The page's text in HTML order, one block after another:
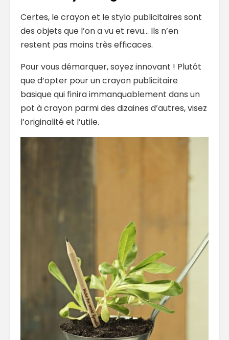
Certes, le crayon et le stylo publicitaires sont
des objets que l’on a vu et revu… Ils n’en
restent pas moins très efficaces.
Pour vous démarquer, soyez innovant ! Plutôt
que d’opter pour un crayon publicitaire
basique qui finira immanquablement dans un
pot à crayon parmi des dizaines d’autres, visez
l’originalité et l’utile.